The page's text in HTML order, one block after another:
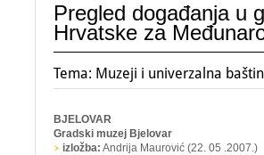
Pregled događanja u
Hrvatske za
Tema: Muzeji i univerzalna
BJELOVAR
Gradski muzej Bjelovar
izložba: Andrija Maurović (22. 05 .2007.)